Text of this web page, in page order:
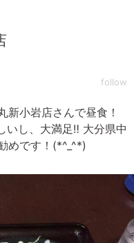
follow
新小岩店さんで昼食！
いし、大満足‼︎ 大分県中
めです！(*^_^*)